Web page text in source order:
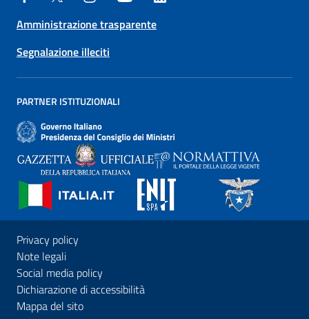
Amministrazione trasparente
Segnalazione illeciti
PARTNER ISTITUZIONALI
Privacy policy
Note legali
Social media policy
Dichiarazione di accessibilità
Mappa del sito